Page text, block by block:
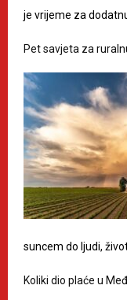
je vrijeme za
Pet savjeta za
suncem do ljudi,
Koliki dio plaće u